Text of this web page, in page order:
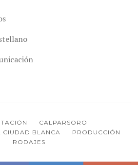
CALPARSORO
CIUDAD BLANCA
PRODUCCIÓN
RODAJES